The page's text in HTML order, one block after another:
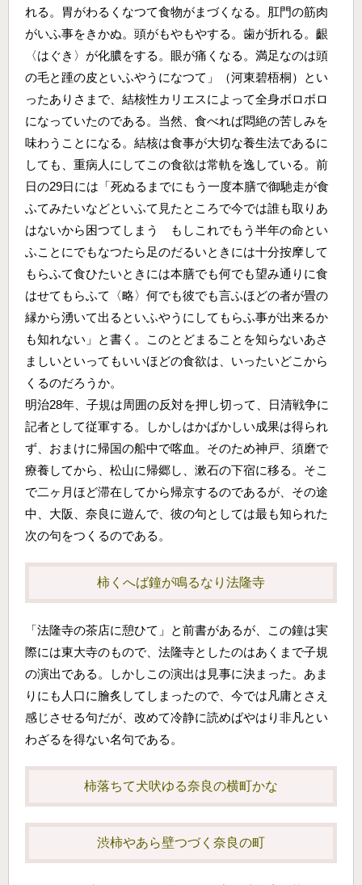
れる。胃がわるくなつて食物がまづくなる。肛門の筋肉
がいふ事をきかぬ。頭がもやもやする。歯が折れる。齦
〈はぐき〉が化膿をする。眼が痛くなる。満足なのは頭
の毛と踵の皮といふやうになつて」（河東碧梧桐）とい
ったありさまで、結核性カリエスによって全身ボロボロ
になっていたのである。当然、食べれば悶絶の苦しみを
味わうことになる。結核は食事が大切な養生法であるに
しても、重病人にしてこの食欲は常軌を逸している。前
日の29日には「死ぬるまでにもう一度本膳で御馳走が食
ふてみたいなどといふて見たところで今では誰も取りあ
はないから困つてしまう もしこれでもう半年の命とい
ふことにでもなつたら足のだるいときには十分按摩して
もらふて食ひたいときには本膳でも何でも望み通りに食
はせてもらふて〈略〉何でも彼でも言ふほどの者が畳の
縁から湧いて出るといふやうにしてもらふ事が出来るか
も知れない」と書く。このとどまることを知らないあさ
ましいといってもいいほどの食欲は、いったいどこから
くるのだろうか。
明治28年、子規は周囲の反対を押し切って、日清戦争に
記者として従軍する。しかしはかばかしい成果は得られ
ず、おまけに帰国の船中で喀血。そのため神戸、須磨で
療養してから、松山に帰郷し、漱石の下宿に移る。そこ
で二ヶ月ほど滞在してから帰京するのであるが、その途
中、大阪、奈良に遊んで、彼の句としては最も知られた
次の句をつくるのである。
柿くへば鐘が鳴るなり法隆寺
「法隆寺の茶店に憩ひて」と前書があるが、この鐘は実
際には東大寺のもので、法隆寺としたのはあくまで子規
の演出である。しかしこの演出は見事に決まった。あま
りにも人口に膾炙してしまったので、今では凡庸とさえ
感じさせる句だが、改めて冷静に読めばやはり非凡とい
わざるを得ない名句である。
柿落ちて犬吠ゆる奈良の横町かな
渋柿やあら壁つづく奈良の町